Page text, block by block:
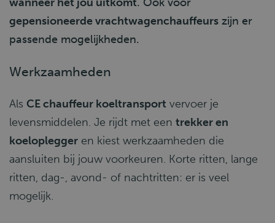
gepensioneerde vrachtwagenchauffeurs zijn er
passende mogelijkheden.
Werkzaamheden
Als CE chauffeur koeltransport vervoer je
levensmiddelen. Je rijdt met een trekker en
koeloplegger en kiest werkzaamheden die
aansluiten bij jouw voorkeuren. Korte ritten, lange
ritten, dag-, avond- of nachtritten: er is veel
mogelijk.